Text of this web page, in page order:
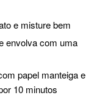
e misture bem
envolva com uma
papel manteiga e
10 minutos